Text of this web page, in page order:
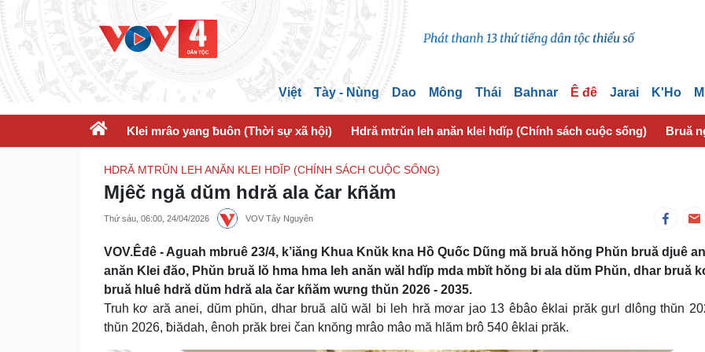
Việt Tày - Nùng Dao Mông Thái Bahnar Ê đê Jarai K'Ho
Klei mrâo yang ƀuôn (Thời sự xã hội) Hdră mtrŭn leh anăn klei hdĭp (Chính sách cuộc sống) Bruă
HDRĂ MTRŬN LEH ANĂN KLEI HDĬP (CHÍNH SÁCH CUỘC SỐNG)
Mjêč ngă dŭm hdră ala čar kñăm
Thứ sáu, 06:00, 24/04/2026 VOV Tây Nguyên
VOV.Êđê - Aguah mbruê 23/4, k’iăng Khua Knŭk kna Hồ Quốc Dũng mă bruă hŏng Phŭn bruă djuê
anăn Klei đăo, Phŭn bruă lŏ hma hma leh anăn wăl hdĭp mda mbĭt hŏng bi ala dŭm Phŭn, dhar bruă
bruă hluê hdră dŭm hdră ala čar kñăm wưng thŭn 2026 - 2035.
Truh kơ ară anei, dŭm phŭn, dhar bruă alŭ wăl bi leh hră mơar jao 13 êbâo êklai prăk gưl dlông thŭn
thŭn 2026, ƀiădah, ênoh prăk brei čan knŏng mrâo mâo mă hlăm brô 540 êklai prăk.